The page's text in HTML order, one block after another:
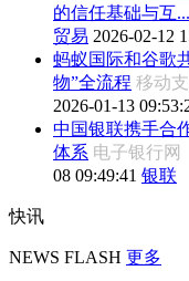
的信任基础与互...
贸易 2026-02-12
蚂蚁国际和谷歌
物”全流程 移动
2026-01-13
中国银联携手合
体系 电子银行网
08 09:49:41 银联
快讯
NEWS FLASH 更多